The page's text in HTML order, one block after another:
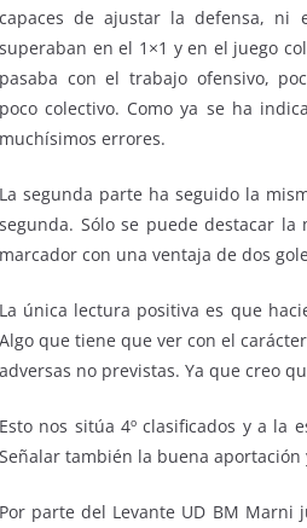
capaces de ajustar la defensa, ni
superaban en el 1×1 y en el juego
pasaba con el trabajo ofensivo,
poco colectivo. Como ya se ha
muchísimos errores.
La segunda parte ha seguido la
segunda. Sólo se puede destacar
marcador con una ventaja de dos
La única lectura positiva es que
Algo que tiene que ver con el
adversas no previstas. Ya que creo
Esto nos sitúa 4º clasificados y a la
Señalar también la buena
Por parte del Levante UD BM Marni